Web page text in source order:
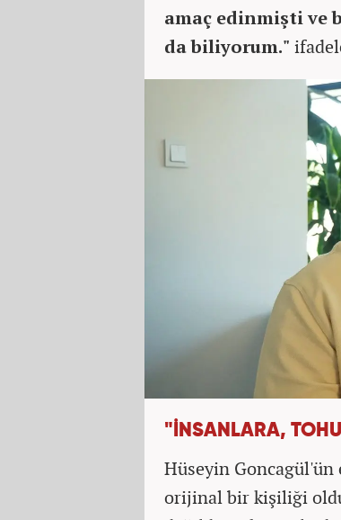
amaç edinmişti ve
da biliyorum."
"İNSANLARA,
Hüseyin Goncagül'ün
orijinal bir kişiliği